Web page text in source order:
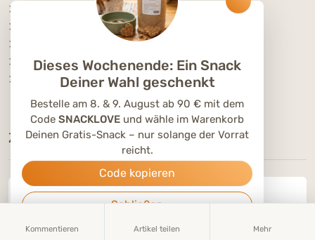
Kommentieren Artikel teilen Mehr
Jobs
DGT ACADEMY
ZUFRIEDENE KUNDEN
Dieses Wochenende: Ein Snack
Deiner Wahl geschenkt
Bestelle am 8. & 9. August ab 90 € mit dem
Code SNACKLOVE und wähle im Warenkorb
Deinen Gratis-Snack – nur solange der Vorrat
reicht.
Code kopieren
Schließen